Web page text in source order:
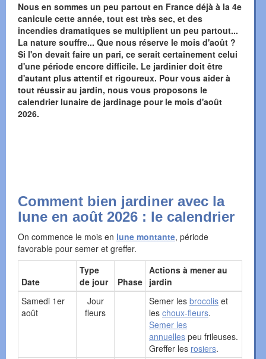
Nous en sommes un peu partout en France déjà à la 4e
canicule cette année, tout est très sec, et des
incendies dramatiques se multiplient un peu partout...
La nature souffre... Que nous réserve le mois d'août ?
Si l'on devait faire un pari, ce serait certainement celui
d'une période encore difficile. Le jardinier doit être
d'autant plus attentif et rigoureux. Pour vous aider à
tout réussir au jardin, nous vous proposons le
calendrier lunaire de jardinage pour le mois d'août
2026.
Comment bien jardiner avec la
lune en août 2026 : le calendrier
On commence le mois en lune montante, période
favorable pour semer et greffer.
Date
Type
de jour
Phase
Actions à mener au
jardin
Samedi 1er
août
Jour
fleurs
Semer les brocolis et
les choux-fleurs.
Semer les
annuelles peu frileuses.
Greffer les rosiers.